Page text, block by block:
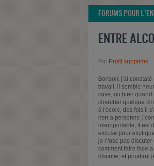
FORUMS POUR
ENTRE
Par Profil supprimé
Bonsoir, j'ai
travail, il semble
cave, ou bien quand
chercher quelque
à l'école, des fois il
rien a personne (
insupportable, il est
excuse pour
je n'ose pas
comment faire face
discuter, et pourtant